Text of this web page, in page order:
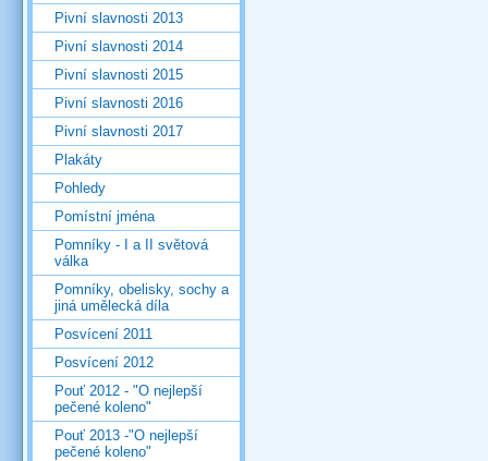
Pivní slavnosti 2013
Pivní slavnosti 2014
Pivní slavnosti 2015
Pivní slavnosti 2016
Pivní slavnosti 2017
Plakáty
Pohledy
Pomístní jména
Pomníky - I a II světová
válka
Pomníky, obelisky, sochy a
jiná umělecká díla
Posvícení 2011
Posvícení 2012
Pouť 2012 - "O nejlepší
pečené koleno"
Pouť 2013 -"O nejlepší
pečené koleno"